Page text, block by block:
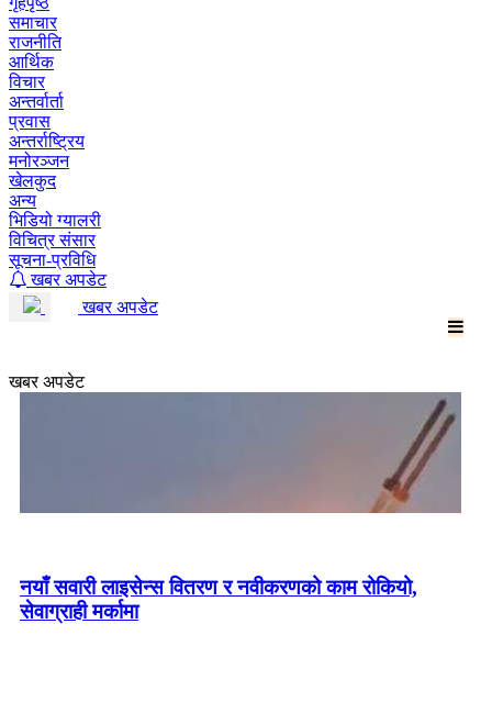
समाचार
राजनीति
आर्थिक
विचार
अन्तर्वार्ता
प्रवास
अन्तर्राष्ट्रिय
मनोरञ्जन
खेलकुद
अन्य
भिडियो ग्यालरी
विचित्र संसार
सूचना-प्रविधि
खबर अपडेट
खबर अपडेट
खबर अपडेट
नयाँ सवारी लाइसेन्स वितरण र नवीकरणको काम रोकियो,
सेवाग्राही मर्कामा